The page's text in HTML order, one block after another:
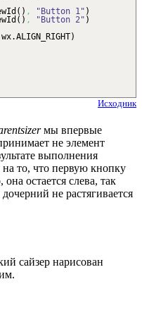
( ) , "Button 1" )
( ) , "Button 2" )
wx.ALIGN_RIGHT)
Исходник
мы впервые
не элемент
выполнения
то, что первую кнопку
остается слева, так
не растягивается
сайзер нарисован